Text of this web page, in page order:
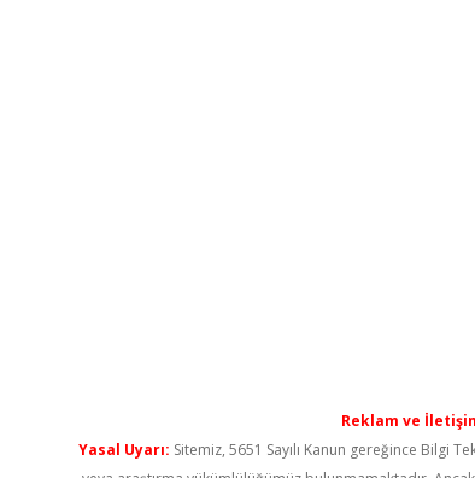
Reklam ve
Yasal Uyarı: Sitemiz, 5651 Sayılı Kanun gereğince Bilgi